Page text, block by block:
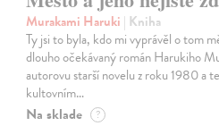
Murakami Haruki | Kniha
Ty jsi to byla, kdo mi vyprávěl o tom
dlouho očekávaný román Harukiho
autorovu starší novelu z roku 1980 a
kultovním…
Na sklade ?